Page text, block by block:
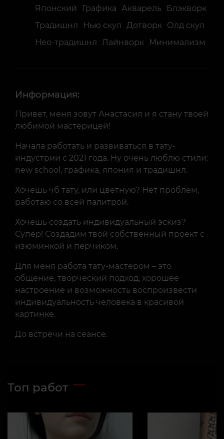
Японский Графика Акварель
Блэкворк
Традишнл
Нью скул Дотворк Олд скул
Нео-традишнл Лайнворк Минимализм
Информация:
Привет, меня зовут Анастасия и я стану твоей
любимой мастерицей!
Начала работать и развиваться в тату-
индустрии с 2021 года. Ну очень люблю стили:
new school, графика, япония и традишнл.
Хочешь чб тату, или цветную? Нет проблем,
работаю со всей палитрой.
Хочешь создать индивидуальный эскиз?
Супер! Создадим твой собственный проект с
изюминкой и перчиком.
Для меня работа тату-мастером – это
общение, творческий подход, хорошее
настроение и возможность воспроизвести
индивидуальность человека в красивой
картинке.
До встречи на сеансе.
Топ работ